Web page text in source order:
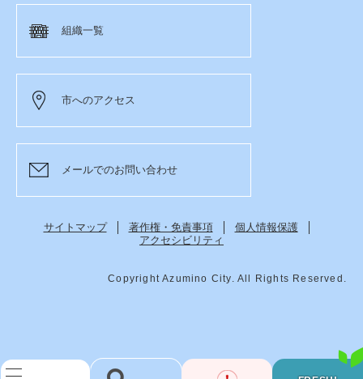
組織一覧
市へのアクセス
メールでのお問い合わせ
サイトマップ 著作権・免責事項
個人情報保護
アクセシビリティ
Copyright Azumino City. All Rights Reserved.